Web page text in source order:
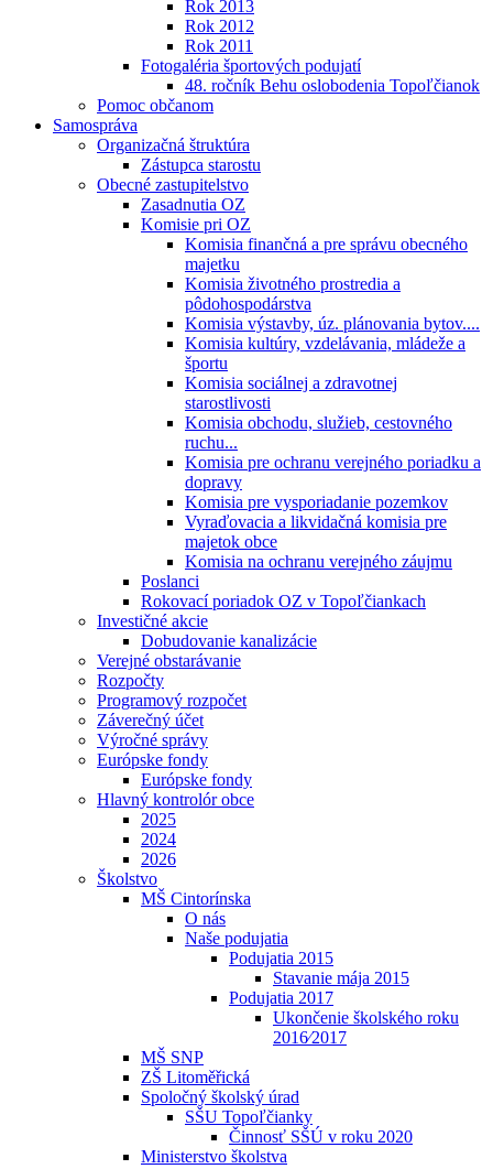
Rok 2013
Rok 2012
Rok 2011
Fotogaléria športových podujatí
48. ročník Behu oslobodenia Topoľčianok
Pomoc občanom
Samospráva
Organizačná štruktúra
Zástupca starostu
Obecné zastupitelstvo
Zasadnutia OZ
Komisie pri OZ
Komisia finančná a pre správu obecného
majetku
Komisia životného prostredia a
pôdohospodárstva
Komisia výstavby, úz. plánovania bytov....
Komisia kultúry, vzdelávania, mládeže a
športu
Komisia sociálnej a zdravotnej
starostlivosti
Komisia obchodu, služieb, cestovného
ruchu...
Komisia pre ochranu verejného poriadku a
dopravy
Komisia pre vysporiadanie pozemkov
Vyraďovacia a likvidačná komisia pre
majetok obce
Komisia na ochranu verejného záujmu
Poslanci
Rokovací poriadok OZ v Topoľčiankach
Investičné akcie
Dobudovanie kanalizácie
Verejné obstarávanie
Rozpočty
Programový rozpočet
Záverečný účet
Výročné správy
Európske fondy
Európske fondy
Hlavný kontrolór obce
2025
2024
2026
Školstvo
MŠ Cintorínska
O nás
Naše podujatia
Podujatia 2015
Stavanie mája 2015
Podujatia 2017
Ukončenie školského roku
2016⁄2017
MŠ SNP
ZŠ Litoměřická
Spoločný školský úrad
SŠU Topoľčianky
Činnosť SŠÚ v roku 2020
Ministerstvo školstva